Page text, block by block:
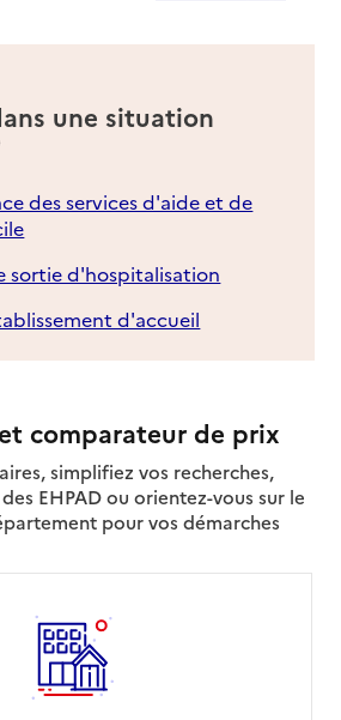
une situation
des services d'aide et de
sortie d'hospitalisation
d'accueil
comparateur de prix
simplifiez vos recherches,
EHPAD ou orientez-vous sur le
pour vos démarches